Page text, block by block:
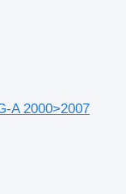
A 2000>2007